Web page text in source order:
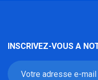
INSCRIVEZ-VOUS A